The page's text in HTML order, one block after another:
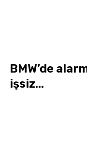
BMW’de
işsiz...